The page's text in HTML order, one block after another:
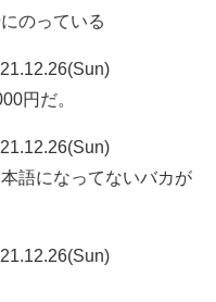
のっている
円だ。
語になってないバカが